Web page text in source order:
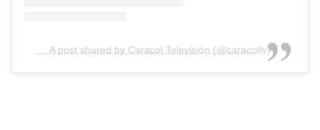
A post shared by Caracol Televisión (@caracoltv)